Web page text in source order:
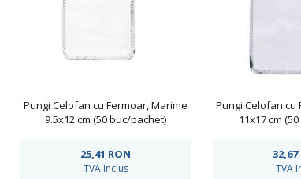
Pungi Celofan cu Fermoar, Marime
9.5x12 cm (50 buc/pachet)
25,41 RON
TVA Inclus
Pungi Celofan cu
11x17 cm
32,67
TVA